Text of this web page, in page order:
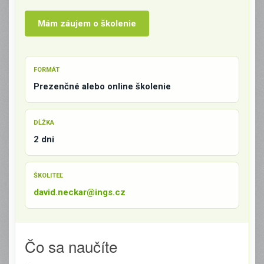
Mám záujem o školenie
FORMÁT
Prezenčné alebo online školenie
DĹŽKA
2 dni
ŠKOLITEĽ
david.neckar@ings.cz
Čo sa naučíte